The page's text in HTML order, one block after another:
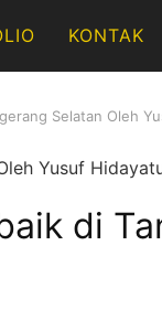
KONTAK
Selatan Oleh
di